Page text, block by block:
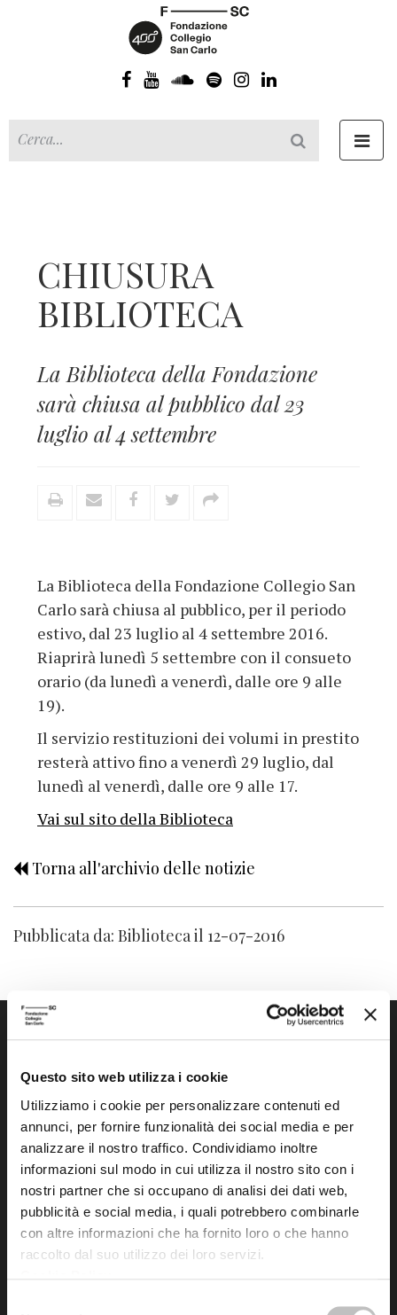
Questo sito web utilizza i cookie
Utilizziamo i cookie per personalizzare contenuti ed
annunci, per fornire funzionalità dei social media e per
analizzare il nostro traffico. Condividiamo inoltre
informazioni sul modo in cui utilizza il nostro sito con i
nostri partner che si occupano di analisi dei dati web,
pubblicità e social media, i quali potrebbero combinarle
con altre informazioni che ha fornito loro o che hanno
raccolto dal suo utilizzo dei loro servizi.
CHIUSURA
BIBLIOTECA
La Biblioteca della Fondazione
sarà chiusa al pubblico dal 23
luglio al 4 settembre
La Biblioteca della Fondazione Collegio San
Carlo sarà chiusa al pubblico, per il periodo
estivo, dal 23 luglio al 4 settembre 2016.
Riaprirà lunedì 5 settembre con il consueto
orario (da lunedì a venerdì, dalle ore 9 alle
19).
Il servizio restituzioni dei volumi in prestito
resterà attivo fino a venerdì 29 luglio, dal
lunedì al venerdì, dalle ore 9 alle 17.
Vai sul sito della Biblioteca
Torna all'archivio delle notizie
Pubblicata da: Biblioteca il 12-07-2016
Fondazione Collegio San Carlo
Via San Carlo 5
41121 Modena (MO)
P.I. 00641060363
tel. 059.421211